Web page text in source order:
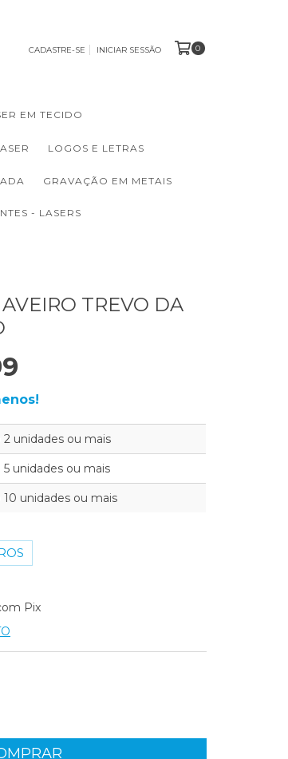
CADASTRE-SE INICIAR SESSÃO 0
EM TECIDO
LOGOS E LETRAS
GRAVAÇÃO EM METAIS
- LASERS
TREVO DA
unidades ou mais
unidades ou mais
unidades ou mais
Pix